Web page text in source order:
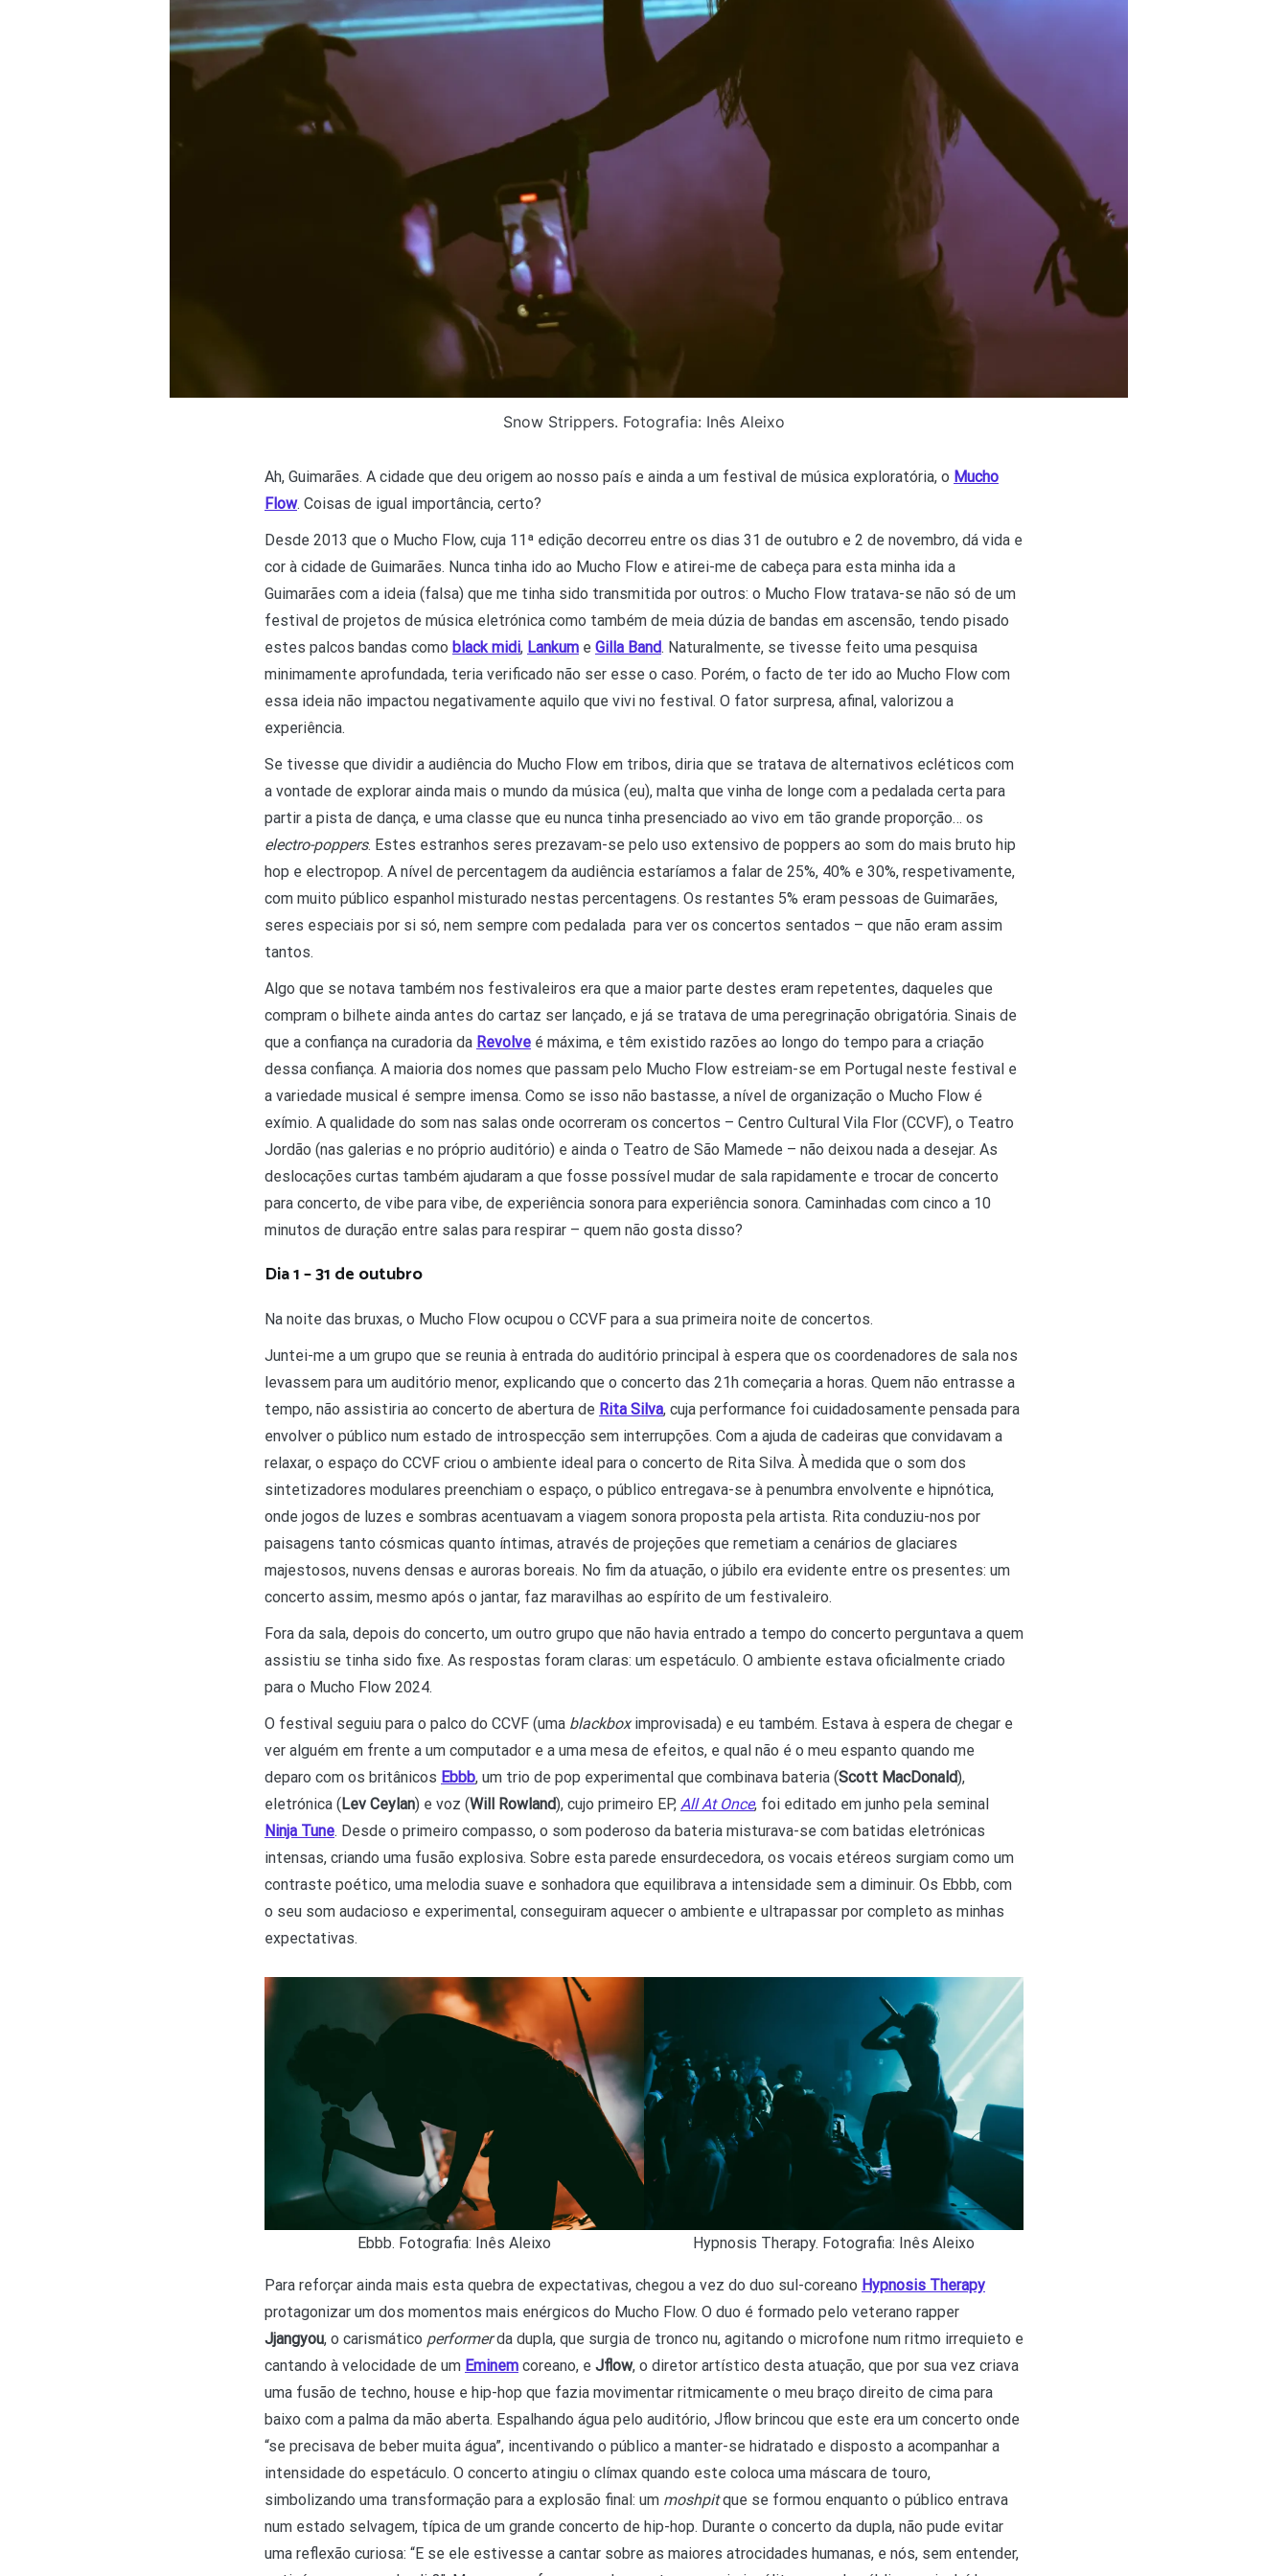
Snow Strippers. Fotografia: Inês Aleixo
Ah, Guimarães. A cidade que deu origem ao nosso país e ainda a um festival de música exploratória, o Mucho
Flow. Coisas de igual importância, certo?
Desde 2013 que o Mucho Flow, cuja 11ª edição decorreu entre os dias 31 de outubro e 2 de novembro, dá vida e
cor à cidade de Guimarães. Nunca tinha ido ao Mucho Flow e atirei-me de cabeça para esta minha ida a
Guimarães com a ideia (falsa) que me tinha sido transmitida por outros: o Mucho Flow tratava-se não só de um
festival de projetos de música eletrónica como também de meia dúzia de bandas em ascensão, tendo pisado
estes palcos bandas como black midi, Lankum e Gilla Band. Naturalmente, se tivesse feito uma pesquisa
minimamente aprofundada, teria verificado não ser esse o caso. Porém, o facto de ter ido ao Mucho Flow com
essa ideia não impactou negativamente aquilo que vivi no festival. O fator surpresa, afinal, valorizou a
experiência.
Se tivesse que dividir a audiência do Mucho Flow em tribos, diria que se tratava de alternativos ecléticos com
a vontade de explorar ainda mais o mundo da música (eu), malta que vinha de longe com a pedalada certa para
partir a pista de dança, e uma classe que eu nunca tinha presenciado ao vivo em tão grande proporção… os
electro-poppers. Estes estranhos seres prezavam-se pelo uso extensivo de poppers ao som do mais bruto hip
hop e electropop. A nível de percentagem da audiência estaríamos a falar de 25%, 40% e 30%, respetivamente,
com muito público espanhol misturado nestas percentagens. Os restantes 5% eram pessoas de Guimarães,
seres especiais por si só, nem sempre com pedalada para ver os concertos sentados – que não eram assim
tantos.
Algo que se notava também nos festivaleiros era que a maior parte destes eram repetentes, daqueles que
compram o bilhete ainda antes do cartaz ser lançado, e já se tratava de uma peregrinação obrigatória. Sinais de
que a confiança na curadoria da Revolve é máxima, e têm existido razões ao longo do tempo para a criação
dessa confiança. A maioria dos nomes que passam pelo Mucho Flow estreiam-se em Portugal neste festival e
a variedade musical é sempre imensa. Como se isso não bastasse, a nível de organização o Mucho Flow é
exímio. A qualidade do som nas salas onde ocorreram os concertos – Centro Cultural Vila Flor (CCVF), o Teatro
Jordão (nas galerias e no próprio auditório) e ainda o Teatro de São Mamede – não deixou nada a desejar. As
deslocações curtas também ajudaram a que fosse possível mudar de sala rapidamente e trocar de concerto
para concerto, de vibe para vibe, de experiência sonora para experiência sonora. Caminhadas com cinco a 10
minutos de duração entre salas para respirar – quem não gosta disso?
Dia 1 – 31 de outubro
Na noite das bruxas, o Mucho Flow ocupou o CCVF para a sua primeira noite de concertos.
Juntei-me a um grupo que se reunia à entrada do auditório principal à espera que os coordenadores de sala nos
levassem para um auditório menor, explicando que o concerto das 21h começaria a horas. Quem não entrasse a
tempo, não assistiria ao concerto de abertura de Rita Silva, cuja performance foi cuidadosamente pensada para
envolver o público num estado de introspecção sem interrupções. Com a ajuda de cadeiras que convidavam a
relaxar, o espaço do CCVF criou o ambiente ideal para o concerto de Rita Silva. À medida que o som dos
sintetizadores modulares preenchiam o espaço, o público entregava-se à penumbra envolvente e hipnótica,
onde jogos de luzes e sombras acentuavam a viagem sonora proposta pela artista. Rita conduziu-nos por
paisagens tanto cósmicas quanto íntimas, através de projeções que remetiam a cenários de glaciares
majestosos, nuvens densas e auroras boreais. No fim da atuação, o júbilo era evidente entre os presentes: um
concerto assim, mesmo após o jantar, faz maravilhas ao espírito de um festivaleiro.
Fora da sala, depois do concerto, um outro grupo que não havia entrado a tempo do concerto perguntava a quem
assistiu se tinha sido fixe. As respostas foram claras: um espetáculo. O ambiente estava oficialmente criado
para o Mucho Flow 2024.
O festival seguiu para o palco do CCVF (uma blackboximprovisada) e eu também. Estava à espera de chegar e
ver alguém em frente a um computador e a uma mesa de efeitos, e qual não é o meu espanto quando me
deparo com os britânicos Ebbb, um trio de pop experimental que combinava bateria (Scott MacDonald),
eletrónica ( Lev Ceylan) e voz (Will Rowland), cujo primeiro EP, All At Once, foi editado em junho pela seminal
Ninja Tune. Desde o primeiro compasso, o som poderoso da bateria misturava-se com batidas eletrónicas
intensas, criando uma fusão explosiva. Sobre esta parede ensurdecedora, os vocais etéreos surgiam como um
contraste poético, uma melodia suave e sonhadora que equilibrava a intensidade sem a diminuir. Os Ebbb, com
o seu som audacioso e experimental, conseguiram aquecer o ambiente e ultrapassar por completo as minhas
expectativas.
Ebbb. Fotografia: Inês Aleixo Hypnosis Therapy. Fotografia: Inês Aleixo
Para reforçar ainda mais esta quebra de expectativas, chegou a vez do duo sul-coreano Hypnosis Therapy
protagonizar um dos momentos mais enérgicos do Mucho Flow. O duo é formado pelo veterano rapper
Jjangyou, o carismático performerda dupla, que surgia de tronco nu, agitando o microfone num ritmo irrequieto e
cantando à velocidade de um Eminem coreano, e Jflow, o diretor artístico desta atuação, que por sua vez criava
uma fusão de techno, house e hip-hop que fazia movimentar ritmicamente o meu braço direito de cima para
baixo com a palma da mão aberta. Espalhando água pelo auditório, Jflow brincou que este era um concerto onde
“se precisava de beber muita água”, incentivando o público a manter-se hidratado e disposto a acompanhar a
intensidade do espetáculo. O concerto atingiu o clímax quando este coloca uma máscara de touro,
simbolizando uma transformação para a explosão final: um moshpitque se formou enquanto o público entrava
num estado selvagem, típica de um grande concerto de hip-hop. Durante o concerto da dupla, não pude evitar
uma reflexão curiosa: “E se ele estivesse a cantar sobre as maiores atrocidades humanas, e nós, sem entender,